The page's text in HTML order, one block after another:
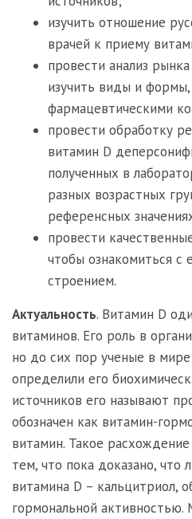
изучить отношение
врачей к приему
провести анализ
изучить виды и
фармацевтическими
провести обработку
витамин D
полученных в
разных возрастных
референсных
провести
чтобы ознакомиться с
строением.
Актуальность. Витамин D
витаминов. Его роль в
но до сих пор ученые в
определили его
источников его называют
обозначен как витамин-
витамин. Такое
тем, что пока доказано, что
витамина D – кальцитриол,
гормональной